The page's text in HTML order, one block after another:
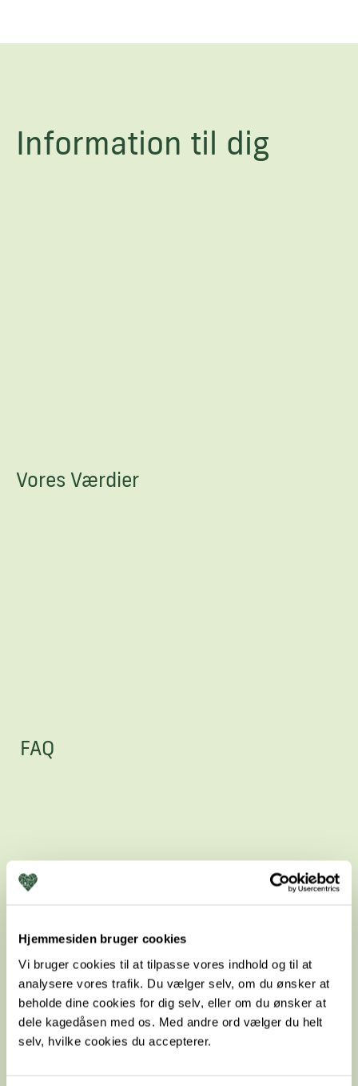
Hjemmesiden bruger cookies
Vi bruger cookies til at tilpasse vores indhold og til at
analysere vores trafik. Du vælger selv, om du ønsker at
beholde dine cookies for dig selv, eller om du ønsker at
dele kagedåsen med os. Med andre ord vælger du helt
selv, hvilke cookies du accepterer.
Information til dig
Vores Værdier
FAQ
FAVNA Plan